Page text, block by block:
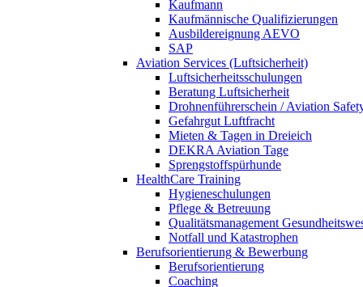
Kaufmann
Kaufmännische Qualifizierungen
Ausbildereignung AEVO
SAP
Aviation Services (Luftsicherheit)
Luftsicherheitsschulungen
Beratung Luftsicherheit
Drohnenführerschein / Aviation
Gefahrgut Luftfracht
Mieten & Tagen in Dreieich
DEKRA Aviation Tage
Sprengstoffspürhunde
HealthCare Training
Hygieneschulungen
Pflege & Betreuung
Qualitätsmanagement
Notfall und Katastrophen
Berufsorientierung & Bewerbung
Berufsorientierung
Coaching